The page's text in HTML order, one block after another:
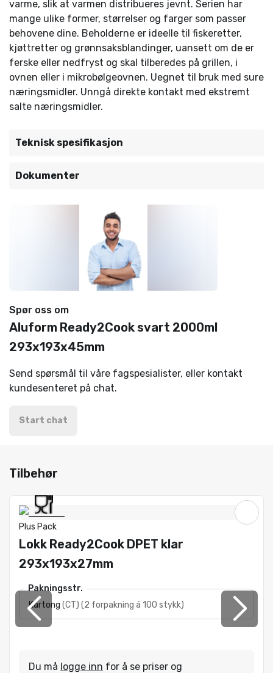
varme, slik at varmen distribueres jevnt. Serien har
mange ulike former, størrelser og farger som passer
behovene dine. Beholderne er ideelle til fiskeretter,
kjøttretter og grønnsaksblandinger, uansett om de er
ferske eller nedfryst og skal tilberedes på grillen, i
ovnen eller i mikrobølgeovnen. Uegnet til bruk med sure
næringsmidler. Unngå direkte kontakt med ekstremt
salte næringsmidler.
Teknisk spesifikasjon
Dokumenter
Spør oss om
Aluform Ready2Cook svart 2000ml
293x193x45mm
Send spørsmål til våre fagspesialister, eller kontakt
kundesenteret på chat.
Start chat
Tilbehør
Plus Pack
Lokk Ready2Cook DPET klar
293x193x27mm
Pakningsstr.
Kartong (CT) (2 forpakning á 100 stykk)
Du må logge inn for å se priser og